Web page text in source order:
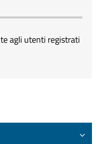
agli utenti registrati